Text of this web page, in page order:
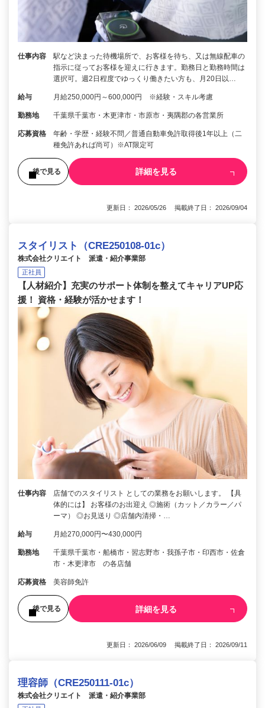
仕事内容
駅など決まった待機場所で、お客様を待ち、又は無線配車の
指示に従ってお客様を迎えに行きます。勤務日と勤務時間は
選択可。週2日程度でゆっくり働きたい方も、月20日以…
給与 月給250,000円～600,000円 ※経験・スキル考慮
勤務地 千葉県千葉市・木更津市・市原市・夷隅郡の各営業所
応募資格
年齢・学歴・経験不問／普通自動車免許取得後1年以上（二
種免許あれば尚可）※AT限定可
後で見る 詳細を見る
更新日： 2026/05/26 掲載終了日： 2026/09/04
スタイリスト（CRE250108-01c）
株式会社クリエイト 派遣・紹介事業部
正社員
【人材紹介】充実のサポート体制を整えてキャリアUP応
援！ 資格・経験が活かせます！
仕事内容
店舗でのスタイリスト としての業務をお願いします。 【具
体的には】 お客様のお出迎え ◎施術（カット／カラー／パ
ーマ） ◎お見送り ◎店舗内清掃・…
給与 月給270,000円〜430,000円
勤務地
千葉県千葉市・船橋市・習志野市・我孫子市・印西市・佐倉
市・木更津市 の各店舗
応募資格 美容師免許
後で見る 詳細を見る
更新日： 2026/06/09 掲載終了日： 2026/09/11
理容師（CRE250111-01c）
株式会社クリエイト 派遣・紹介事業部